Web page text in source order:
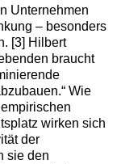
Unternehmen
– besonders
[3] Hilbert
braucht
Wie
wirken sich
der
sie den